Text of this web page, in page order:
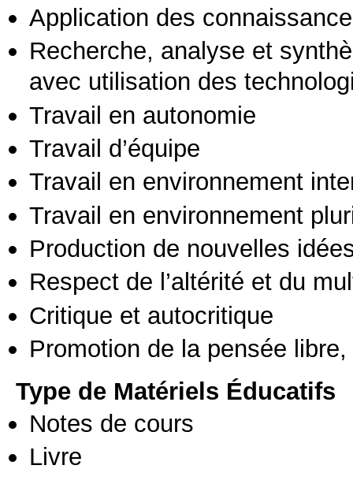
Application des
Recherche, analyse et
avec utilisation des
Travail en autonomie
Travail d’équipe
Travail en environnement
Travail en environnement
Production de nouvelles
Respect de l’altérité et du
Critique et autocritique
Promotion de la pensée
Type de Matériels Éducatifs
Notes de cours
Livre